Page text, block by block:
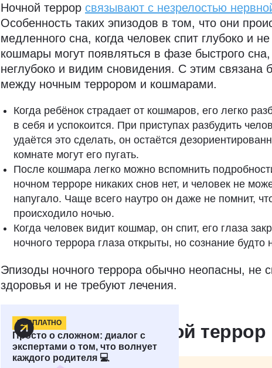
Ночной террор связывают с незрелостью
Особенность таких эпизодов в том, что они
медленного сна, когда человек спит глубоко и
кошмары могут появляться в фазе быстрого
неглубоко и видим сновидения. С этим связана
между ночным террором и кошмарами.
Когда ребёнок страдает от кошмаров, его легко
в себя и успокоится. При приступах разбудить
удаётся это сделать, он остаётся
комнате могут его пугать.
После кошмара легко можно вспомнить
ночном терроре никаких снов нет, и человек не
напугало. Чаще всего наутро он даже не помнит,
происходило ночью.
Когда человек видит кошмар, он спит, его глаза
ночного террора глаза открыты, но сознание будто
Эпизоды ночного террора обычно неопасны, не
здоровья и не требуют лечения.
БЕСПЛАТНО
Просто о сложном: диалог с
экспертами о том, что волнует
каждого родителя 💻
Как выглядит ночной террор